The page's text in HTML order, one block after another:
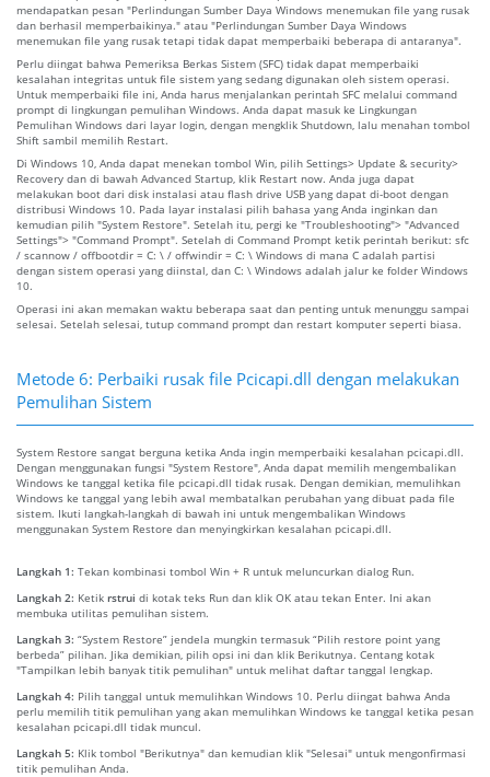
mendapatkan pesan "Perlindungan Sumber Daya Windows menemukan file yang rusak
dan berhasil memperbaikinya." atau "Perlindungan Sumber Daya Windows
menemukan file yang rusak tetapi tidak dapat memperbaiki beberapa di antaranya".
Perlu diingat bahwa Pemeriksa Berkas Sistem (SFC) tidak dapat memperbaiki
kesalahan integritas untuk file sistem yang sedang digunakan oleh sistem operasi.
Untuk memperbaiki file ini, Anda harus menjalankan perintah SFC melalui command
prompt di lingkungan pemulihan Windows. Anda dapat masuk ke Lingkungan
Pemulihan Windows dari layar login, dengan mengklik Shutdown, lalu menahan tombol
Shift sambil memilih Restart.
Di Windows 10, Anda dapat menekan tombol Win, pilih Settings> Update & security>
Recovery dan di bawah Advanced Startup, klik Restart now. Anda juga dapat
melakukan boot dari disk instalasi atau flash drive USB yang dapat di-boot dengan
distribusi Windows 10. Pada layar instalasi pilih bahasa yang Anda inginkan dan
kemudian pilih "System Restore". Setelah itu, pergi ke "Troubleshooting"> "Advanced
Settings"> "Command Prompt". Setelah di Command Prompt ketik perintah berikut: sfc
/ scannow / offbootdir = C: \ / offwindir = C: \ Windows di mana C adalah partisi
dengan sistem operasi yang diinstal, dan C: \ Windows adalah jalur ke folder Windows
10.
Operasi ini akan memakan waktu beberapa saat dan penting untuk menunggu sampai
selesai. Setelah selesai, tutup command prompt dan restart komputer seperti biasa.
Metode 6: Perbaiki rusak file Pcicapi.dll dengan melakukan
Pemulihan Sistem
System Restore sangat berguna ketika Anda ingin memperbaiki kesalahan pcicapi.dll.
Dengan menggunakan fungsi "System Restore", Anda dapat memilih mengembalikan
Windows ke tanggal ketika file pcicapi.dll tidak rusak. Dengan demikian, memulihkan
Windows ke tanggal yang lebih awal membatalkan perubahan yang dibuat pada file
sistem. Ikuti langkah-langkah di bawah ini untuk mengembalikan Windows
menggunakan System Restore dan menyingkirkan kesalahan pcicapi.dll.
Langkah 1: Tekan kombinasi tombol Win + R untuk meluncurkan dialog Run.
Langkah 2: Ketik rstrui di kotak teks Run dan klik OK atau tekan Enter. Ini akan
membuka utilitas pemulihan sistem.
Langkah 3: “System Restore” jendela mungkin termasuk “Pilih restore point yang
berbeda” pilihan. Jika demikian, pilih opsi ini dan klik Berikutnya. Centang kotak
"Tampilkan lebih banyak titik pemulihan" untuk melihat daftar tanggal lengkap.
Langkah 4: Pilih tanggal untuk memulihkan Windows 10. Perlu diingat bahwa Anda
perlu memilih titik pemulihan yang akan memulihkan Windows ke tanggal ketika pesan
kesalahan pcicapi.dll tidak muncul.
Langkah 5: Klik tombol "Berikutnya" dan kemudian klik "Selesai" untuk mengonfirmasi
titik pemulihan Anda.